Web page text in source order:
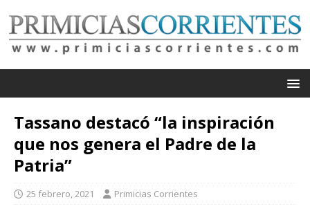
Tassano destacó “la inspiración
que nos genera el Padre de la
Patria”
25 febrero, 2021 Primicias Corrientes